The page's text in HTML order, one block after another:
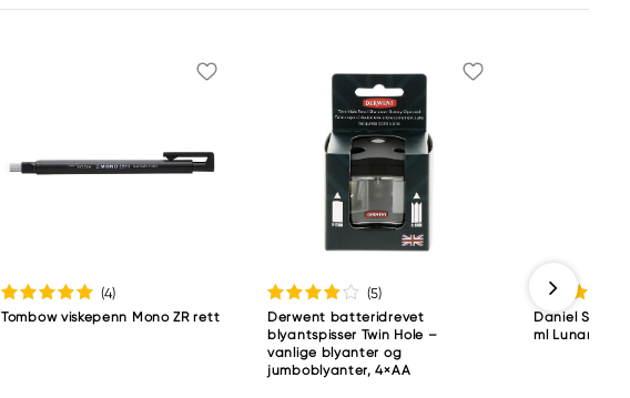
(4)
Tombow viskepenn Mono ZR rett
(5)
Derwent batteridrevet
blyantspisser Twin Hole –
vanlige blyanter og
jumboblyanter, 4×AA
Daniel Smith
ml Lunar